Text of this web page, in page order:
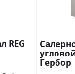
REG
Гербор